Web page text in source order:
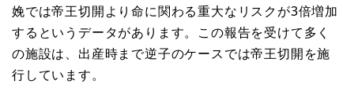
娩では帝王切開より命に関わる重大なリスクが3倍増加
するというデータがあります。この報告を受けて多く
の施設は、出産時まで逆子のケースでは帝王切開を施
行しています。